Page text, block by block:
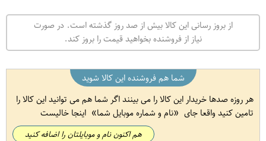
از بروز رسانی این کالا بیش از صد روز گذشته است. در صورت
نیاز از فروشنده بخواهید قیمت را بروز کند.
شما هم فروشنده این کالا شوید
هر روزه صدها خریدار این کالا را می بینند اگر شما هم می توانید این کالا را
تامین کنید واقعا جای
نام و شماره موبایل شما اینجا خالیست
هم اکنون نام و موبایلتان را اضافه کنید